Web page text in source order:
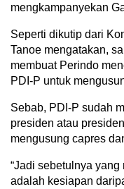
mengkampanyekan
Seperti dikutip dari
Tanoe mengatakan,
membuat Perindo
PDI-P untuk
Sebab, PDI-P sudah
presiden atau
mengusung capres
“Jadi sebetulnya
adalah kesiapan